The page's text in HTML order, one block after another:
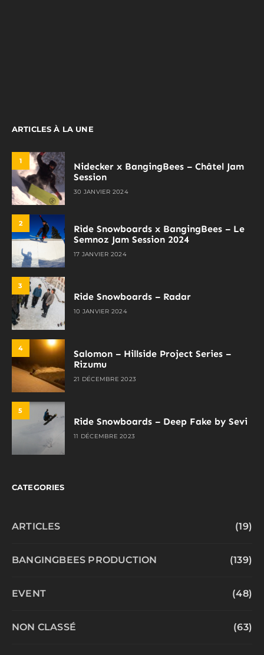
ARTICLES À LA UNE
1
Nidecker x BangingBees – Châtel Jam
Session
30 JANVIER 2024
2
Ride Snowboards x BangingBees – Le
Semnoz Jam Session 2024
17 JANVIER 2024
3
Ride Snowboards – Radar
10 JANVIER 2024
4
Salomon – Hillside Project Series –
Rizumu
21 DÉCEMBRE 2023
5
Ride Snowboards – Deep Fake by Sevi
11 DÉCEMBRE 2023
CATEGORIES
ARTICLES (19)
BANGINGBEES PRODUCTION (139)
EVENT (48)
NON CLASSÉ (63)